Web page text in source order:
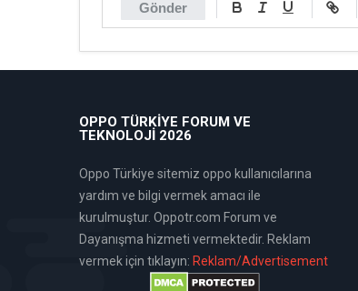
Gönder
OPPO TÜRKIYE FORUM VE
TEKNOLOJI 2026
Oppo Türkiye sitemiz oppo kullanıcılarına
yardım ve bilgi vermek amacı ile
kurulmuştur. Oppotr.com Forum ve
Dayanışma hizmeti vermektedir. Reklam
vermek için tıklayın: Reklam/Advertisement